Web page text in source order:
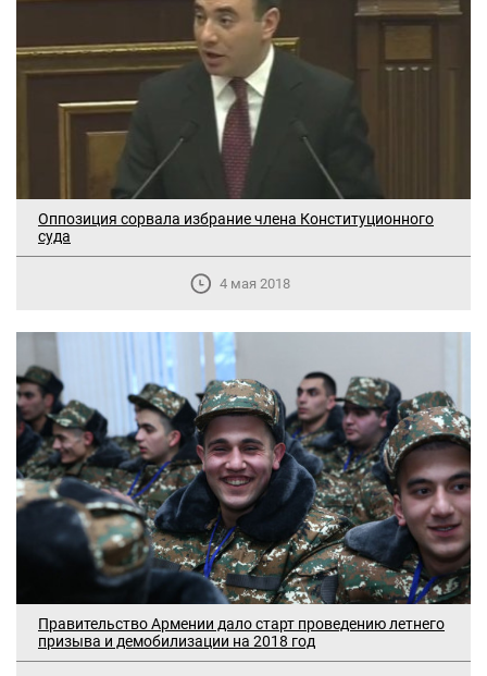
Оппозиция сорвала избрание члена Конституционного
суда
4 мая 2018
Правительство Армении дало старт проведению летнего
призыва и демобилизации на 2018 год